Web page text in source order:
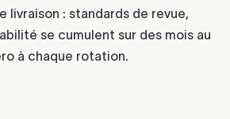
livraison : standards de revue,
se cumulent sur des mois au
à chaque rotation.